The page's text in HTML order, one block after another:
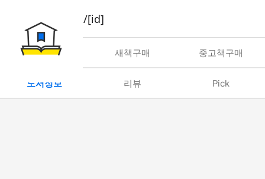
book/rent/[id]
대여 새책구매 중고책구매
도서정보 리뷰 Pick